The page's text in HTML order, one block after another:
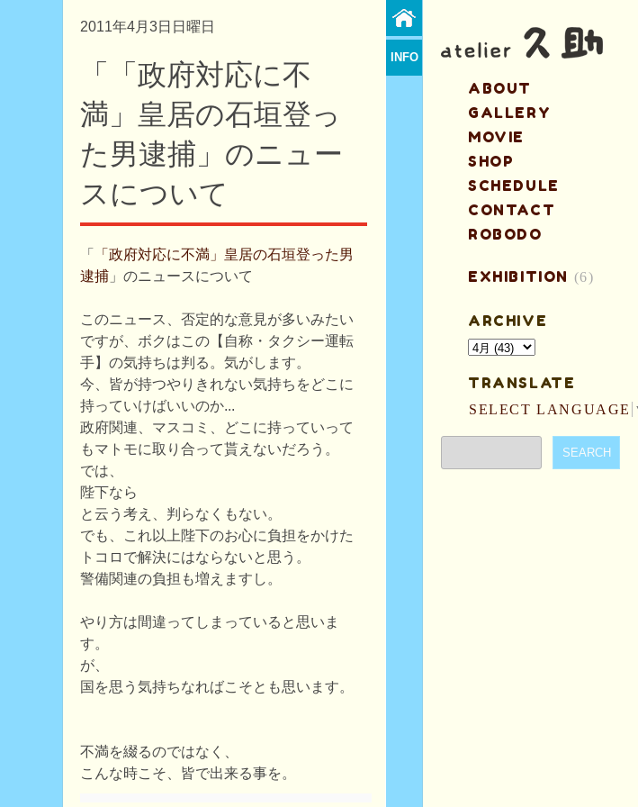
2011年4月3日日曜日
「「政府対応に不
満」皇居の石垣登っ
た男逮捕」のニュー
スについて
「
「政府対応に不満」皇居の石垣登った男
逮捕 」のニュースについて
このニュース、否定的な意見が多いみたい
ですが、ボクはこの【自称・タクシー運転
手】の気持ちは判る。気がします。
今、皆が持つやりきれない気持ちをどこに
持っていけばいいのか...
政府関連、マスコミ、どこに持っていって
もマトモに取り合って貰えないだろう。
では、
陛下なら
と云う考え、判らなくもない。
でも、これ以上陛下のお心に負担をかけた
トコロで解決にはならないと思う。
警備関連の負担も増えますし。
やり方は間違ってしまっていると思いま
す。
が、
国を思う気持ちなればこそとも思います。
不満を綴るのではなく、
こんな時こそ、皆で出来る事を。
INFO
ABOUT
GALLERY
MOVIE
SHOP
SCHEDULE
CONTACT
ROBODO
EXHIBITION (6)
ARCHIVE
TRANSLATE
SELECT LANGUAGE